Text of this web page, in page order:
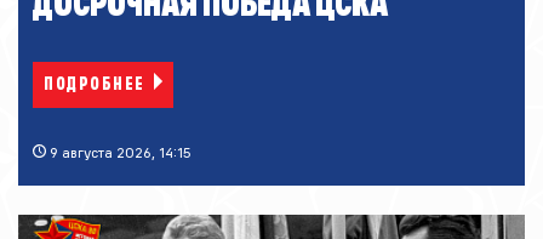
ПОДРОБНЕЕ
9 августа 2026, 14:15